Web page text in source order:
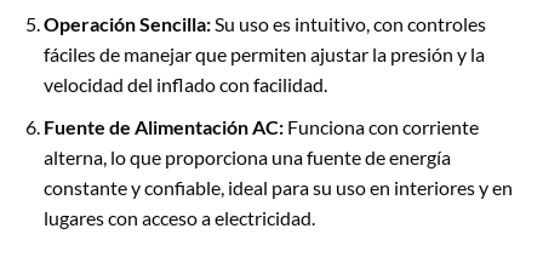
Operación Sencilla:Su uso es intuitivo, con controles
fáciles de manejar que permiten ajustar la presión y la
velocidad del inflado con facilidad.
Fuente de Alimentación AC:Funciona con corriente
alterna, lo que proporciona una fuente de energía
constante y confiable, ideal para su uso en interiores y en
lugares con acceso a electricidad.